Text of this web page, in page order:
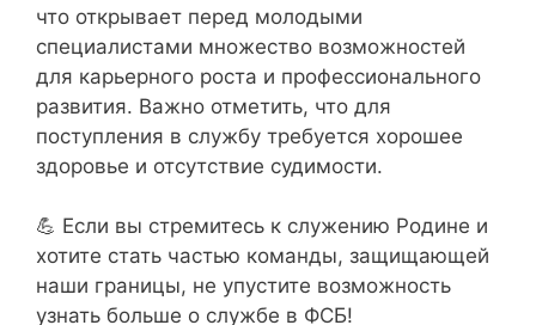
что открывает перед молодыми
специалистами множество возможностей
для карьерного роста и профессионального
развития. Важно отметить, что для
поступления в службу требуется хорошее
здоровье и отсутствие судимости.
💪 Если вы стремитесь к служению Родине и
хотите стать частью команды, защищающей
наши границы, не упустите возможность
узнать больше о службе в ФСБ!